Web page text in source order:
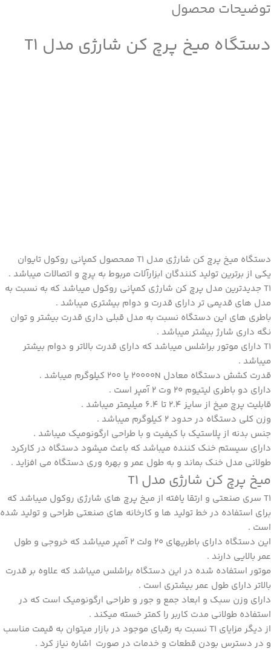
توضیحات محصول
دستگاه میخ پرچ کن شارژی مدل T1
دستگاه میخ پرچ کن شارژی
مدل T1 ممحصول کمپانی روکول تایوان
یکی از برترین تولید کنندگان ابزارآلات مربوط به پرچ و اتصالات میباشد .
T1 جدیدترین مدل پرچ کن شارژی کمپانی روکول میباشد که به نسبت به
مدل های قدیمی تر دارای قدرت و دوام بیشتری میباشد .
باطری های این دستگاه نسبت به مدل قبلی داری قدرت بیشتر و توان
نگه داری شارژ بیشتر میباشد .
T1 دارای موتور براشلس میباشد که دارای قدرت بالاتر و دوام بیشتر
میباشد .
قدرت کشش دستگاه معادل 20000N یا 200 کیلوگرم میباشد .
دارای دو باطری لیتیوم 20 وت 2 آمپر است .
قابلیت پرچ میخ از سایز 2.4 تا 6.4 میلیمتر میباشد .
وزن کلی دستگاه در حدود 2 کیلوگرم میباشد .
جنس بدنه از پلاستیک با کیفیت و با طراحی ارگونومیک میباشد .
دارای سیستم خنک کننده میباشد که باعث میشود دستگاه در کارکرد
طولانی مدل خنک بماند و به طول عمر و بهره وری دستگاه می افزاید .
میخ پرچ کن شارژی مدل T1
T1 سری صنعتی و ارتقا یافته از میخ پرچ های شارژی روکول میباشد که
برای استفاده در خط تولید ها و کارخانه های صنعتی طراحی و تولید شده
است .
این دستگاه دارای باطریهای 20 ولت 2 آمپر میباشد که خروجی و طول
عمر بالایی دارند .
موتور استفاده شده در این دستگاه براشلس میباشد که علاوه بر قدرت
بالاتر دارای طول عمر بیشتری است .
دارای وزن سبک و ابعاد جمع و جور و طراحی ارگونومیک است که در
استفاده طولانی مدت کاربر را کمتر خسته میکند .
از دیگر مزایای T1 نسبت به رقبای موجود در بازار میتوان به قیمت مناسب
و در دسترس بودن قطعات و خدمات در صورت اشاره نیاز کرد .